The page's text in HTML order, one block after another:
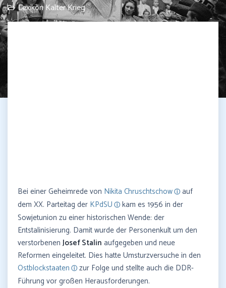
Lexikon Kalter Krieg
Bei einer Geheimrede von Nikita Chruschtschow
auf
dem XX. Parteitag der KPdSU
kam es 1956 in der
Sowjetunion zu einer historischen Wende: der
Entstalinisierung. Damit wurde der Personenkult um den
verstorbenen Josef Stalin aufgegeben und neue
Reformen eingeleitet. Dies hatte Umsturzversuche in den
Ostblockstaaten
zur Folge und stellte auch die DDR-
Führung vor großen Herausforderungen.